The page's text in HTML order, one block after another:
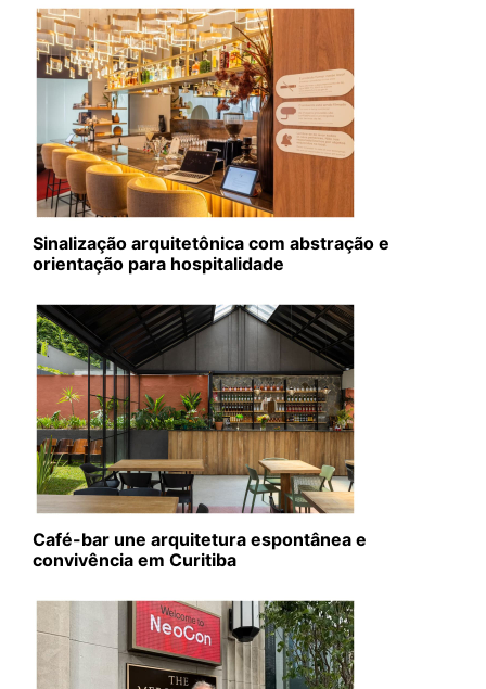
Sinalização arquitetônica com abstração e
orientação para hospitalidade
Café-bar une arquitetura espontânea e
convivência em Curitiba